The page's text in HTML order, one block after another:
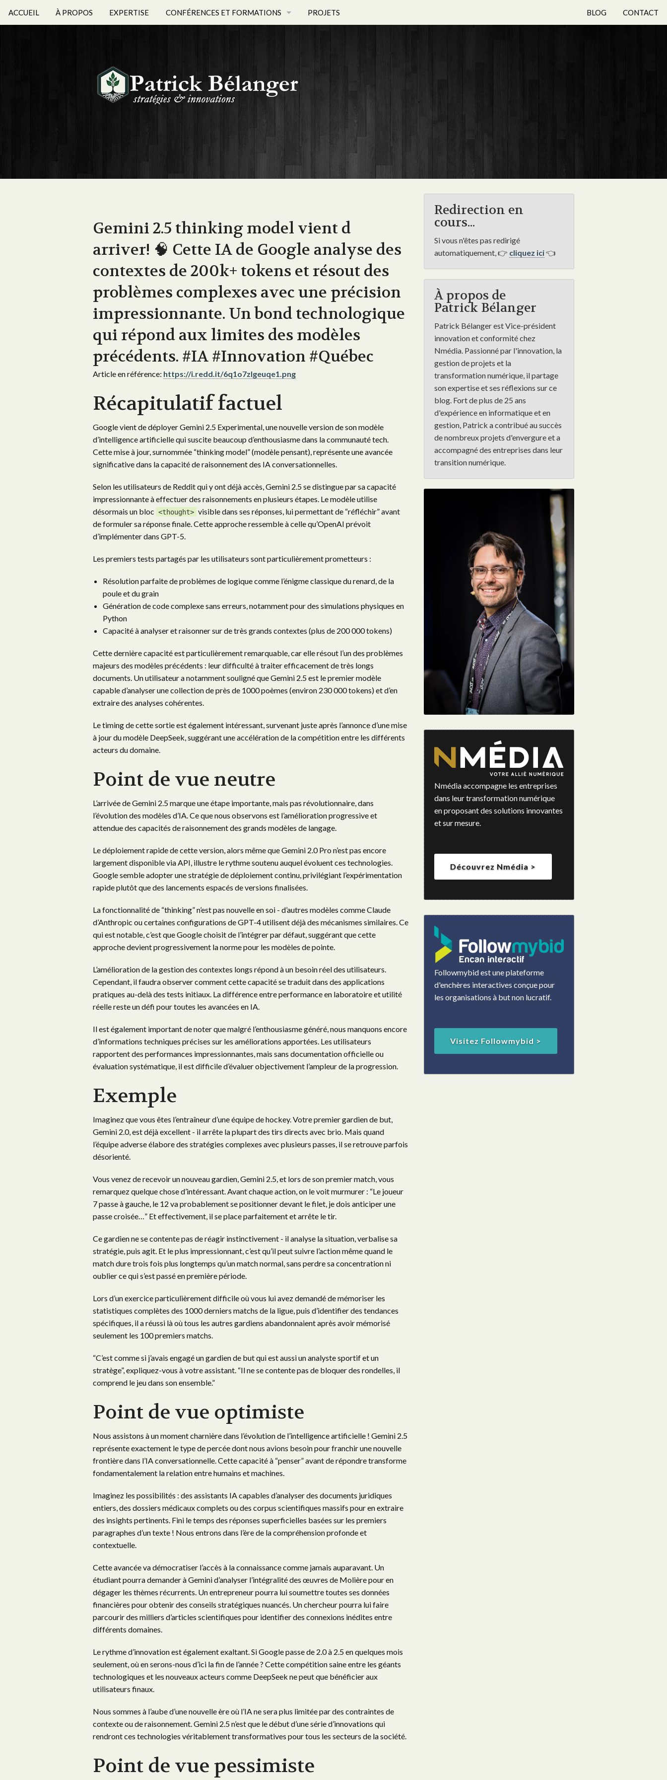
ACCUEIL À PROPOS EXPERTISE CONFÉRENCES ET FORMATIONS PROJETS BLOG CONTACT
Gemini 2.5 thinking model vient d
arriver! 🧠 Cette IA de Google analyse des
contextes de 200k+ tokens et résout des
problèmes complexes avec une précision
impressionnante. Un bond technologique
qui répond aux limites des modèles
précédents. #IA #Innovation #Québec
Article en référence: https://i.redd.it/6q1o7zlgeuqe1.png
Récapitulatif factuel
Google vient de déployer Gemini 2.5 Experimental, une nouvelle version de son modèle
d’intelligence artificielle qui suscite beaucoup d’enthousiasme dans la communauté tech.
Cette mise à jour, surnommée “thinking model” (modèle pensant), représente une avancée
significative dans la capacité de raisonnement des IA conversationnelles.
Selon les utilisateurs de Reddit qui y ont déjà accès, Gemini 2.5 se distingue par sa capacité
impressionnante à effectuer des raisonnements en plusieurs étapes. Le modèle utilise
désormais un bloc <thought> visible dans ses réponses, lui permettant de “réfléchir” avant
de formuler sa réponse finale. Cette approche ressemble à celle qu’OpenAI prévoit
d’implémenter dans GPT-5.
Les premiers tests partagés par les utilisateurs sont particulièrement prometteurs :
Résolution parfaite de problèmes de logique comme l’énigme classique du renard, de la
poule et du grain
Génération de code complexe sans erreurs, notamment pour des simulations physiques en
Python
Capacité à analyser et raisonner sur de très grands contextes (plus de 200 000 tokens)
Cette dernière capacité est particulièrement remarquable, car elle résout l’un des problèmes
majeurs des modèles précédents : leur difficulté à traiter efficacement de très longs
documents. Un utilisateur a notamment souligné que Gemini 2.5 est le premier modèle
capable d’analyser une collection de près de 1000 poèmes (environ 230 000 tokens) et d’en
extraire des analyses cohérentes.
Le timing de cette sortie est également intéressant, survenant juste après l’annonce d’une mise
à jour du modèle DeepSeek, suggérant une accélération de la compétition entre les différents
acteurs du domaine.
Point de vue neutre
L’arrivée de Gemini 2.5 marque une étape importante, mais pas révolutionnaire, dans
l’évolution des modèles d’IA. Ce que nous observons est l’amélioration progressive et
attendue des capacités de raisonnement des grands modèles de langage.
Le déploiement rapide de cette version, alors même que Gemini 2.0 Pro n’est pas encore
largement disponible via API, illustre le rythme soutenu auquel évoluent ces technologies.
Google semble adopter une stratégie de déploiement continu, privilégiant l’expérimentation
rapide plutôt que des lancements espacés de versions finalisées.
La fonctionnalité de “thinking” n’est pas nouvelle en soi - d’autres modèles comme Claude
d’Anthropic ou certaines configurations de GPT-4 utilisent déjà des mécanismes similaires. Ce
qui est notable, c’est que Google choisit de l’intégrer par défaut, suggérant que cette
approche devient progressivement la norme pour les modèles de pointe.
L’amélioration de la gestion des contextes longs répond à un besoin réel des utilisateurs.
Cependant, il faudra observer comment cette capacité se traduit dans des applications
pratiques au-delà des tests initiaux. La différence entre performance en laboratoire et utilité
réelle reste un défi pour toutes les avancées en IA.
Il est également important de noter que malgré l’enthousiasme généré, nous manquons encore
d’informations techniques précises sur les améliorations apportées. Les utilisateurs
rapportent des performances impressionnantes, mais sans documentation officielle ou
évaluation systématique, il est difficile d’évaluer objectivement l’ampleur de la progression.
Exemple
Imaginez que vous êtes l’entraîneur d’une équipe de hockey. Votre premier gardien de but,
Gemini 2.0, est déjà excellent - il arrête la plupart des tirs directs avec brio. Mais quand
l’équipe adverse élabore des stratégies complexes avec plusieurs passes, il se retrouve parfois
désorienté.
Vous venez de recevoir un nouveau gardien, Gemini 2.5, et lors de son premier match, vous
remarquez quelque chose d’intéressant. Avant chaque action, on le voit murmurer : “Le joueur
7 passe à gauche, le 12 va probablement se positionner devant le filet, je dois anticiper une
passe croisée…” Et effectivement, il se place parfaitement et arrête le tir.
Ce gardien ne se contente pas de réagir instinctivement - il analyse la situation, verbalise sa
stratégie, puis agit. Et le plus impressionnant, c’est qu’il peut suivre l’action même quand le
match dure trois fois plus longtemps qu’un match normal, sans perdre sa concentration ni
oublier ce qui s’est passé en première période.
Lors d’un exercice particulièrement difficile où vous lui avez demandé de mémoriser les
statistiques complètes des 1000 derniers matchs de la ligue, puis d’identifier des tendances
spécifiques, il a réussi là où tous les autres gardiens abandonnaient après avoir mémorisé
seulement les 100 premiers matchs.
“C’est comme si j’avais engagé un gardien de but qui est aussi un analyste sportif et un
stratège”, expliquez-vous à votre assistant. “Il ne se contente pas de bloquer des rondelles, il
comprend le jeu dans son ensemble.”
Point de vue optimiste
Nous assistons à un moment charnière dans l’évolution de l’intelligence artificielle ! Gemini 2.5
représente exactement le type de percée dont nous avions besoin pour franchir une nouvelle
frontière dans l’IA conversationnelle. Cette capacité à “penser” avant de répondre transforme
fondamentalement la relation entre humains et machines.
Imaginez les possibilités : des assistants IA capables d’analyser des documents juridiques
entiers, des dossiers médicaux complets ou des corpus scientifiques massifs pour en extraire
des insights pertinents. Fini le temps des réponses superficielles basées sur les premiers
paragraphes d’un texte ! Nous entrons dans l’ère de la compréhension profonde et
contextuelle.
Cette avancée va démocratiser l’accès à la connaissance comme jamais auparavant. Un
étudiant pourra demander à Gemini d’analyser l’intégralité des œuvres de Molière pour en
dégager les thèmes récurrents. Un entrepreneur pourra lui soumettre toutes ses données
financières pour obtenir des conseils stratégiques nuancés. Un chercheur pourra lui faire
parcourir des milliers d’articles scientifiques pour identifier des connexions inédites entre
différents domaines.
Le rythme d’innovation est également exaltant. Si Google passe de 2.0 à 2.5 en quelques mois
seulement, où en serons-nous d’ici la fin de l’année ? Cette compétition saine entre les géants
technologiques et les nouveaux acteurs comme DeepSeek ne peut que bénéficier aux
utilisateurs finaux.
Nous sommes à l’aube d’une nouvelle ère où l’IA ne sera plus limitée par des contraintes de
contexte ou de raisonnement. Gemini 2.5 n’est que le début d’une série d’innovations qui
rendront ces technologies véritablement transformatives pour tous les secteurs de la société.
Point de vue pessimiste
Redirection en
cours...
Si vous n'êtes pas redirigé
automatiquement, 👉 cliquez ici👈
À propos de
Patrick Bélanger
Patrick Bélanger est Vice-président
innovation et conformité chez
Nmédia. Passionné par l'innovation, la
gestion de projets et la
transformation numérique, il partage
son expertise et ses réflexions sur ce
blog. Fort de plus de 25 ans
d'expérience en informatique et en
gestion, Patrick a contribué au succès
de nombreux projets d'envergure et a
accompagné des entreprises dans leur
transition numérique.
Nmédia accompagne les entreprises
dans leur transformation numérique
en proposant des solutions innovantes
et sur mesure.
Découvrez Nmédia >
Followmybid est une plateforme
d'enchères interactives conçue pour
les organisations à but non lucratif.
Visitez Followmybid >